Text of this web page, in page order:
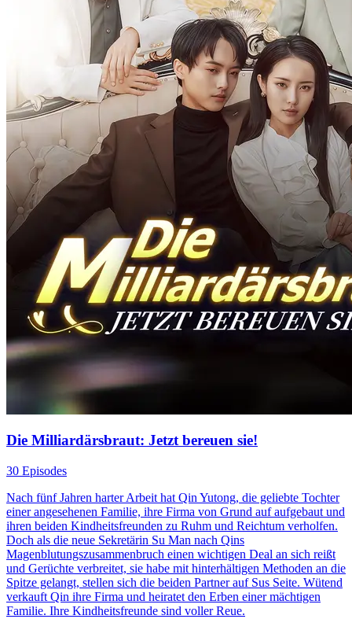
Die Milliardärsbraut: Jetzt bereuen sie!
30 Episodes
Nach fünf Jahren harter Arbeit hat Qin Yutong, die geliebte Tochter
einer angesehenen Familie, ihre Firma von Grund auf aufgebaut und
ihren beiden Kindheitsfreunden zu Ruhm und Reichtum verholfen.
Doch als die neue Sekretärin Su Man nach Qins
Magenblutungszusammenbruch einen wichtigen Deal an sich reißt
und Gerüchte verbreitet, sie habe mit hinterhältigen Methoden an die
Spitze gelangt, stellen sich die beiden Partner auf Sus Seite. Wütend
verkauft Qin ihre Firma und heiratet den Erben einer mächtigen
Familie. Ihre Kindheitsfreunde sind voller Reue.